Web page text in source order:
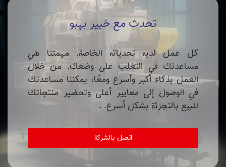
تحدث مع خبير بهبو
كل عمل لديه تحدياته الخاصة. مهمتنا هي
مساعدتك في التغلب على وضعك. من خلال
العمل بذكاء أكبر وأسرع ومعًا، يمكننا مساعدتك
في الوصول إلى معايير أعلى وتحضير منتجاتك
للبيع بالتجزئة بشكل أسرع. .
اتصل بالشركة